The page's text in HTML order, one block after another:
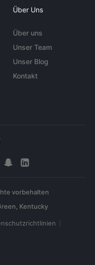
Über Uns
Über uns
Unser Team
Unser Blog
Kontakt
vorbehalten